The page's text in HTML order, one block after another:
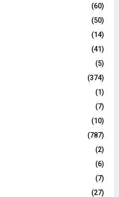
(60)
(50)
(14)
(41)
(5)
(374)
(1)
(7)
(10)
(787)
(2)
(6)
(7)
(27)